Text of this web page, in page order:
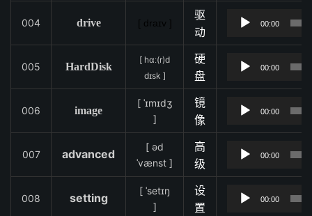
004 drive [ draɪv ]
驱
动
00:00
005 HardDisk
[ hɑː(r)d
dɪsk ]
硬
盘
00:00
006 image
[ ˈɪmɪdʒ
]
镜
像
00:00
007 advanced
[ əd
ˈvænst ]
高
级
00:00
008 setting
[ ˈsetɪŋ
]
设
置
00:00